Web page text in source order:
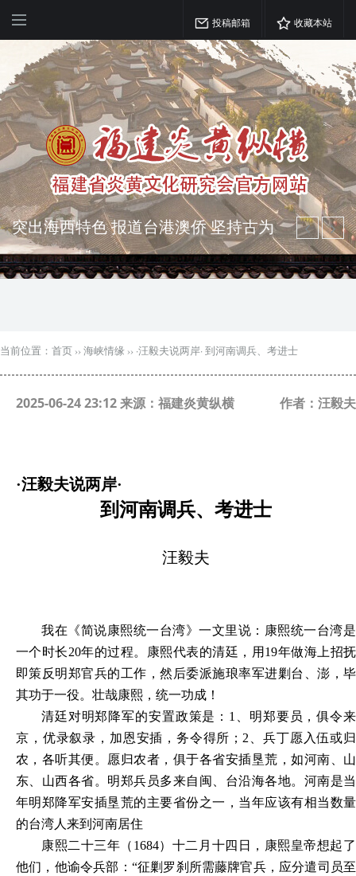
投稿邮箱 收藏本站
突出海西特色 报道台港澳侨 坚持古为
今用 力求雅俗共赏
弘扬优秀文化 振奋民族精神 介绍民族
瑰宝 宣传中华精英
当前位置： 首页 ›› 海峡情缘 ›› ·汪毅夫说两岸· 到河南调兵、考进士
2025-06-24 23:12 来源：福建炎黄纵横 作者：汪毅夫
·汪毅夫说两岸·
到河南调兵、考进士
汪毅夫
我在《简说康熙统一台湾》一文里说：康熙统一台湾是
一个时长20年的过程。康熙代表的清廷，用19年做海上招抚
即策反明郑官兵的工作，然后委派施琅率军进剿台、澎，毕
其功于一役。壮哉康熙，统一功成！
清廷对明郑降军的安置政策是： 1、明郑要员，俱令来
京，优录叙录，加恩安插，务令得所；2、兵丁愿入伍或归
农，各听其便。愿归农者，俱于各省安插垦荒，如河南、山
东、山西各省。明郑兵员多来自闽、台沿海各地。河南是当
年明郑降军安插垦荒的主要省份之一，当年应该有相当数量
的台湾人来到河南居住
康熙二十三年（ 1684）十二月十四日，康熙皇帝想起了
他们，他谕令兵部：“征剿罗刹所需藤牌官兵，应分遣司员至